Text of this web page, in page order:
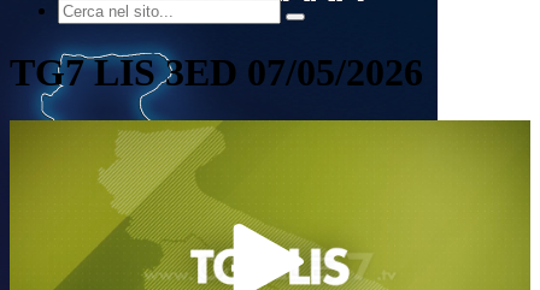
TG7 LIS 3ED 07/05/2026